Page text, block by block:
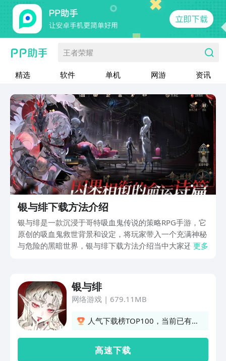
王者荣耀
精选 软件 单机 网游 资讯
银与绯下载方法介绍
银与绯是一款沉浸于哥特吸血鬼传说的策略RPG手游，它
原创的吸血鬼救世背景和设定，将玩家带入一个充满神秘
与危险的黑暗世界，银与绯下载方法介绍当中大家还可以
更多
银与绯
网络游戏| 679.11MB
人气下载榜TOP100，当前已有
高 速 下 载